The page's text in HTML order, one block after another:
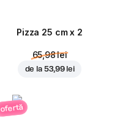
Pizza 25 cm x 2
65,98 lei
de la 53,99 lei
ofertă